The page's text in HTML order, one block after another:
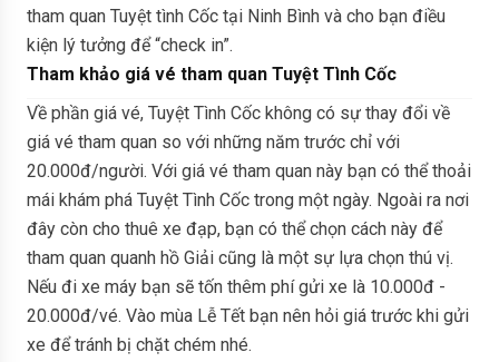
tham quan Tuyệt tình Cốc tại Ninh Bình và cho bạn điều
kiện lý tưởng để “check in”.
Tham khảo giá vé tham quan Tuyệt Tình Cốc
Về phần giá vé, Tuyệt Tình Cốc không có sự thay đổi về
giá vé tham quan so với những năm trước chỉ với
20.000đ/người. Với giá vé tham quan này bạn có thể thoải
mái khám phá Tuyệt Tình Cốc trong một ngày. Ngoài ra nơi
đây còn cho thuê xe đạp, bạn có thể chọn cách này để
tham quan quanh hồ Giải cũng là một sự lựa chọn thú vị.
Nếu đi xe máy bạn sẽ tốn thêm phí gửi xe là 10.000đ -
20.000đ/vé. Vào mùa Lễ Tết bạn nên hỏi giá trước khi gửi
xe để tránh bị chặt chém nhé.